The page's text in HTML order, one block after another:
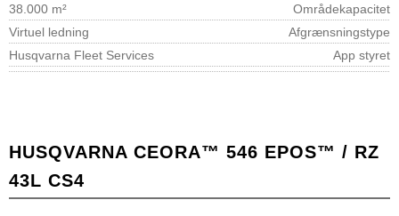
38.000 m²
Områdekapacitet
Virtuel ledning
Afgrænsningstype
Husqvarna Fleet Services
App styret
HUSQVARNA CEORA™ 546 EPOS™ / RZ
43L CS4